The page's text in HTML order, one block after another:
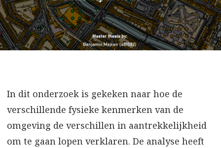
In dit onderzoek is gekeken naar hoe de
verschillende fysieke kenmerken van de
omgeving de verschillen in aantrekkelijkheid
om te gaan lopen verklaren. De analyse heeft